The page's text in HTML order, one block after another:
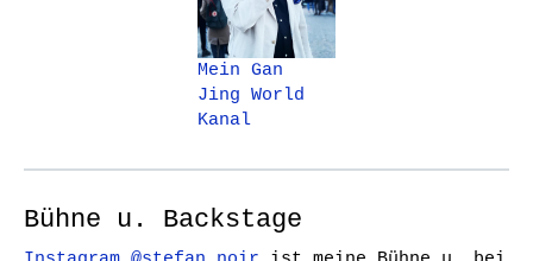
Mein Gan
Jing World
Kanal
Bühne u. Backstage